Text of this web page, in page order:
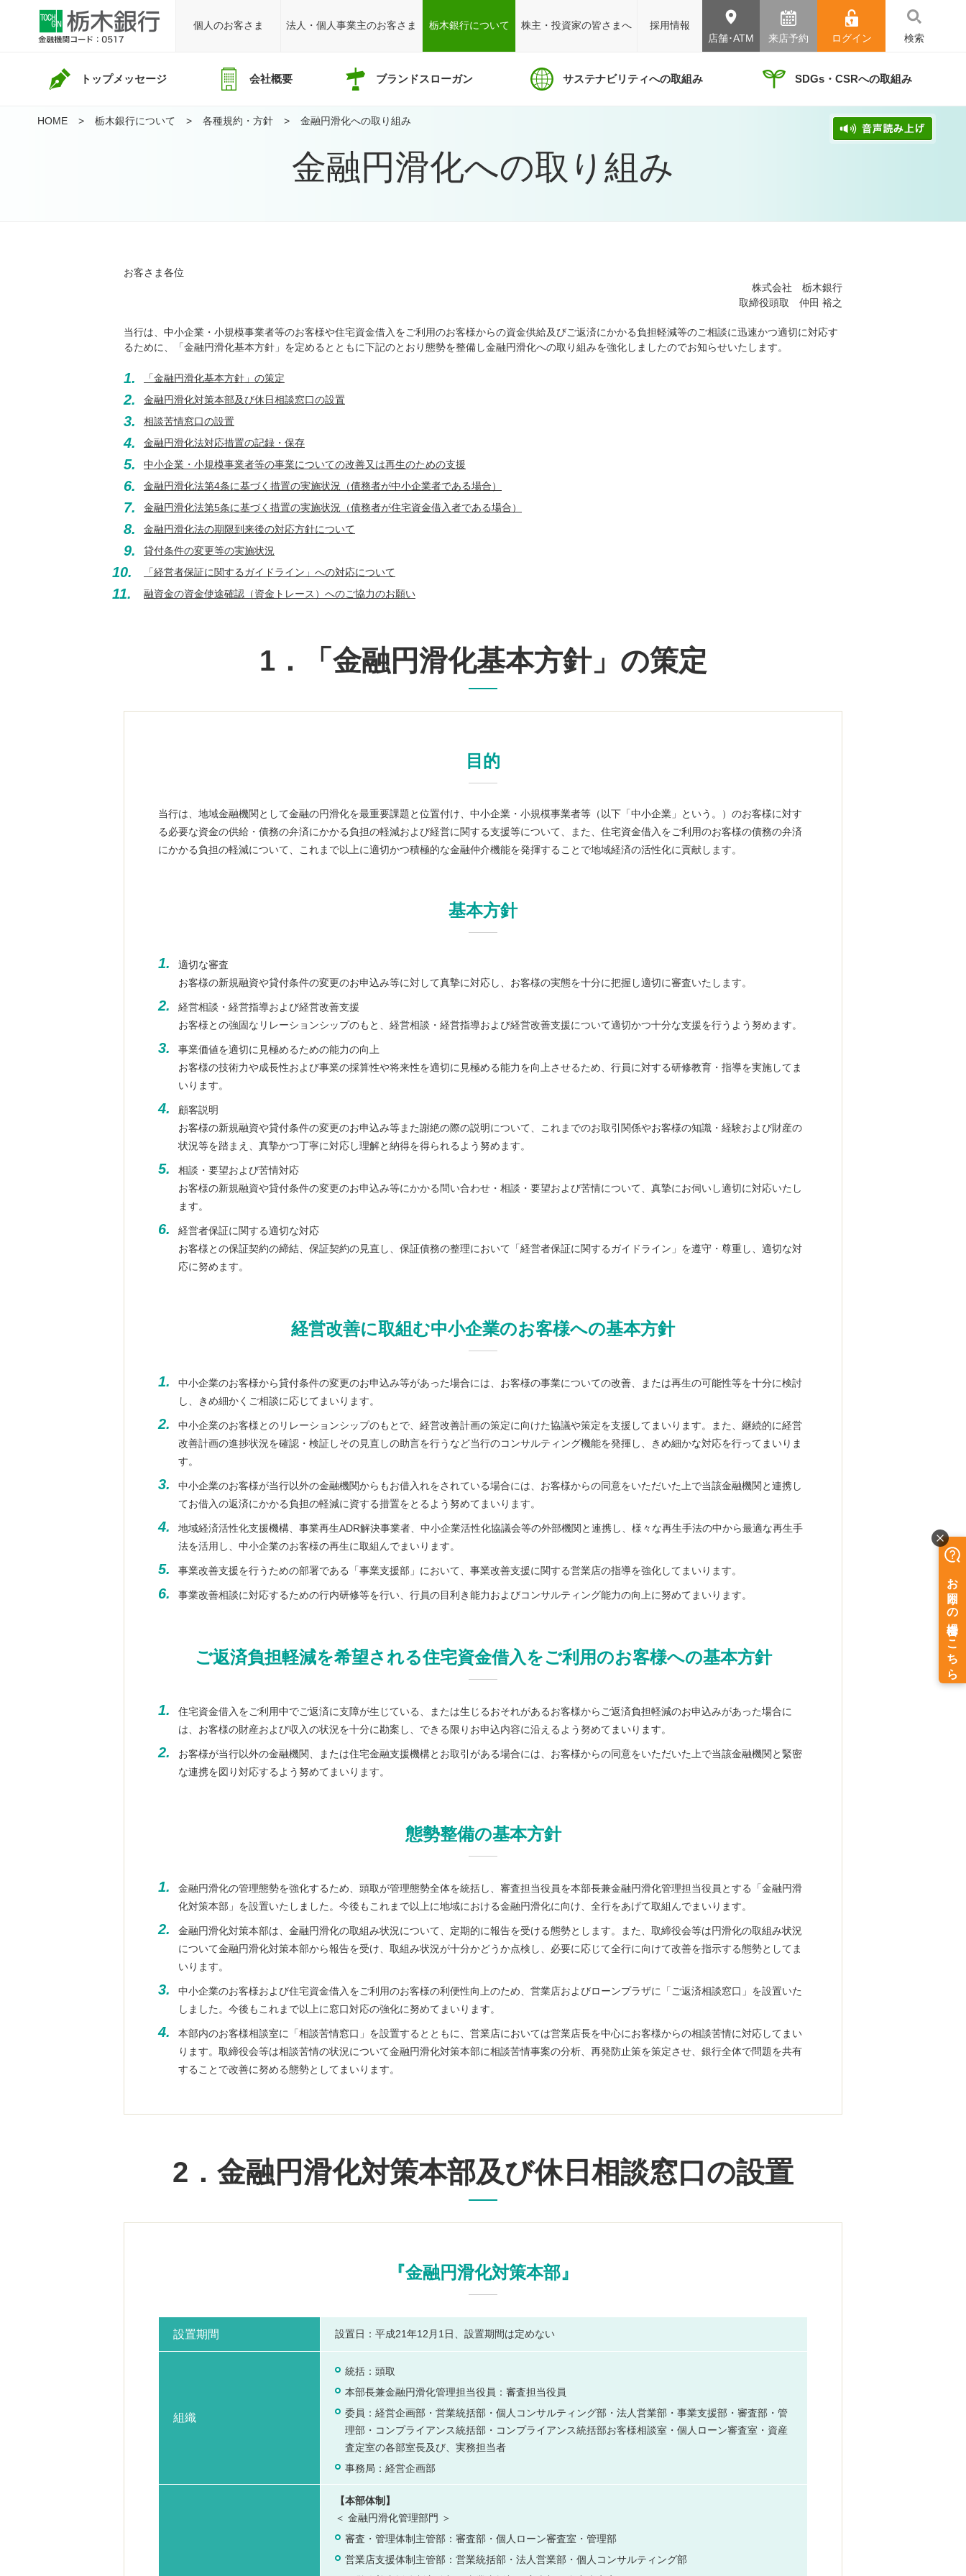
個人のお客さま 法人・個人事業主のお客さま 栃木銀行について 株主・投資家の皆さまへ
採用情報
店舗･ATM
来店予約 ログイン 検索
トップメッセージ 会社概要 ブランドスローガン サステナビリティへの取組み SDGs・CSRへの取組み
HOME 栃木銀行について 各種規約・方針 金融円滑化への取り組み
金融円滑化への取り組み
お客さま各位
株式会社 栃木銀行
取締役頭取 仲田 裕之
当行は、中小企業・小規模事業者等のお客様や住宅資金借入をご利用のお客様からの資金供給及びご返済にかかる負担軽減等のご相談に迅速かつ適切に対応す
るために、「金融円滑化基本方針」を定めるとともに下記のとおり態勢を整備し金融円滑化への取り組みを強化しましたのでお知らせいたします。
1. 「金融円滑化基本方針」の策定
2. 金融円滑化対策本部及び休日相談窓口の設置
3. 相談苦情窓口の設置
4. 金融円滑化法対応措置の記録・保存
5. 中小企業・小規模事業者等の事業についての改善又は再生のための支援
6. 金融円滑化法第4条に基づく措置の実施状況（債務者が中小企業者である場合）
7. 金融円滑化法第5条に基づく措置の実施状況（債務者が住宅資金借入者である場合）
8. 金融円滑化法の期限到来後の対応方針について
9. 貸付条件の変更等の実施状況
10. 「経営者保証に関するガイドライン」への対応について
11. 融資金の資金使途確認（資金トレース）へのご協力のお願い
1．「金融円滑化基本方針」の策定
目的
当行は、地域金融機関として金融の円滑化を最重要課題と位置付け、中小企業・小規模事業者等（以下「中小企業」という。）のお客様に対す
る必要な資金の供給・債務の弁済にかかる負担の軽減および経営に関する支援等について、また、住宅資金借入をご利用のお客様の債務の弁済
にかかる負担の軽減について、これまで以上に適切かつ積極的な金融仲介機能を発揮することで地域経済の活性化に貢献します。
基本方針
1.
適切な審査
お客様の新規融資や貸付条件の変更のお申込み等に対して真摯に対応し、お客様の実態を十分に把握し適切に審査いたします。
2.
経営相談・経営指導および経営改善支援
お客様との強固なリレーションシップのもと、経営相談・経営指導および経営改善支援について適切かつ十分な支援を行うよう努めます。
3.
事業価値を適切に見極めるための能力の向上
お客様の技術力や成長性および事業の採算性や将来性を適切に見極める能力を向上させるため、行員に対する研修教育・指導を実施してま
いります。
4.
顧客説明
お客様の新規融資や貸付条件の変更のお申込み等また謝絶の際の説明について、これまでのお取引関係やお客様の知識・経験および財産の
状況等を踏まえ、真摯かつ丁寧に対応し理解と納得を得られるよう努めます。
5.
相談・要望および苦情対応
お客様の新規融資や貸付条件の変更のお申込み等にかかる問い合わせ・相談・要望および苦情について、真摯にお伺いし適切に対応いたし
ます。
6.
経営者保証に関する適切な対応
お客様との保証契約の締結、保証契約の見直し、保証債務の整理において「経営者保証に関するガイドライン」を遵守・尊重し、適切な対
応に努めます。
経営改善に取組む中小企業のお客様への基本方針
1.
中小企業のお客様から貸付条件の変更のお申込み等があった場合には、お客様の事業についての改善、または再生の可能性等を十分に検討
し、きめ細かくご相談に応じてまいります。
2.
中小企業のお客様とのリレーションシップのもとで、経営改善計画の策定に向けた協議や策定を支援してまいります。また、継続的に経営
改善計画の進捗状況を確認・検証しその見直しの助言を行うなど当行のコンサルティング機能を発揮し、きめ細かな対応を行ってまいりま
す。
3.
中小企業のお客様が当行以外の金融機関からもお借入れをされている場合には、お客様からの同意をいただいた上で当該金融機関と連携し
てお借入の返済にかかる負担の軽減に資する措置をとるよう努めてまいります。
4.
地域経済活性化支援機構、事業再生ADR解決事業者、中小企業活性化協議会等の外部機関と連携し、様々な再生手法の中から最適な再生手
法を活用し、中小企業のお客様の再生に取組んでまいります。
5. 事業改善支援を行うための部署である「事業支援部」において、事業改善支援に関する営業店の指導を強化してまいります。
6. 事業改善相談に対応するための行内研修等を行い、行員の目利き能力およびコンサルティング能力の向上に努めてまいります。
ご返済負担軽減を希望される住宅資金借入をご利用のお客様への基本方針
1.
住宅資金借入をご利用中でご返済に支障が生じている、または生じるおそれがあるお客様からご返済負担軽減のお申込みがあった場合に
は、お客様の財産および収入の状況を十分に勘案し、できる限りお申込内容に沿えるよう努めてまいります。
2.
お客様が当行以外の金融機関、または住宅金融支援機構とお取引がある場合には、お客様からの同意をいただいた上で当該金融機関と緊密
な連携を図り対応するよう努めてまいります。
態勢整備の基本方針
1.
金融円滑化の管理態勢を強化するため、頭取が管理態勢全体を統括し、審査担当役員を本部長兼金融円滑化管理担当役員とする「金融円滑
化対策本部」を設置いたしました。今後もこれまで以上に地域における金融円滑化に向け、全行をあげて取組んでまいります。
2.
金融円滑化対策本部は、金融円滑化の取組み状況について、定期的に報告を受ける態勢とします。また、取締役会等は円滑化の取組み状況
について金融円滑化対策本部から報告を受け、取組み状況が十分かどうか点検し、必要に応じて全行に向けて改善を指示する態勢としてま
いります。
3.
中小企業のお客様および住宅資金借入をご利用のお客様の利便性向上のため、営業店およびローンプラザに「ご返済相談窓口」を設置いた
しました。今後もこれまで以上に窓口対応の強化に努めてまいります。
4.
本部内のお客様相談室に「相談苦情窓口」を設置するとともに、営業店においては営業店長を中心にお客様からの相談苦情に対応してまい
ります。取締役会等は相談苦情の状況について金融円滑化対策本部に相談苦情事案の分析、再発防止策を策定させ、銀行全体で問題を共有
することで改善に努める態勢としてまいります。
2．金融円滑化対策本部及び休日相談窓口の設置
『金融円滑化対策本部』
設置期間 設置日：平成21年12月1日、設置期間は定めない
組織
統括：頭取
本部長兼金融円滑化管理担当役員：審査担当役員
委員：経営企画部・営業統括部・個人コンサルティング部・法人営業部・事業支援部・審査部・管
理部・コンプライアンス統括部・コンプライアンス統括部お客様相談室・個人ローン審査室・資産
査定室の各部室長及び、実務担当者
事務局：経営企画部
【本部体制】
＜ 金融円滑化管理部門 ＞
審査・管理体制主管部：審査部・個人ローン審査室・管理部
営業店支援体制主管部：営業統括部・法人営業部・個人コンサルティング部